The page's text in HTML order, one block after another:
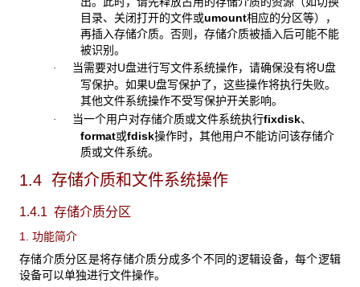
目录、关闭打开的文件或umount相应的分区等），
再插入存储介质。否则，存储介质被插入后可能不能
被识别。
· 当需要对U盘进行写文件系统操作，请确保没有将U盘
写保护。如果U盘写保护了，这些操作将执行失败。
其他文件系统操作不受写保护开关影响。
· 当一个用户对存储介质或文件系统执行fixdisk、
format或fdisk操作时，其他用户不能访问该存储介
质或文件系统。
1.4 存储介质和文件系统操作
1.4.1 存储介质分区
1. 功能简介
存储介质分区是将存储介质分成多个不同的逻辑设备，每个逻辑
设备可以单独进行文件操作。